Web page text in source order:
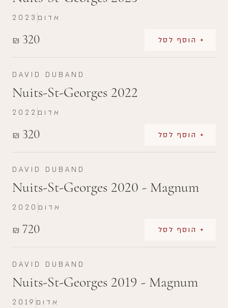
₪ 320 + הוסף לסל
2023 אדום
DAVID DUBAND
Nuits-St-Georges 2022
₪ 320 + הוסף לסל
2022 אדום
DAVID DUBAND
Nuits-St-Georges 2020 - Magnum
₪ 720 + הוסף לסל
2020 אדום
DAVID DUBAND
Nuits-St-Georges 2019 - Magnum
2019 אדום